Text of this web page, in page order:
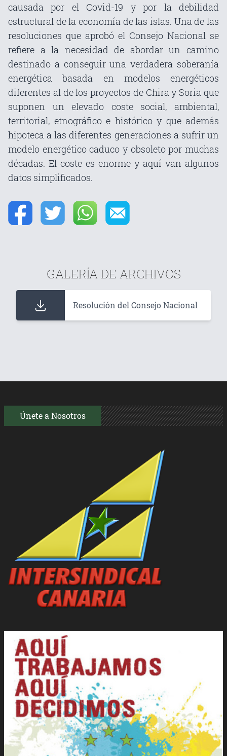
causada por el Covid-19 y por la debilidad
estructural de la economía de las islas. Una de las
resoluciones que aprobó el Consejo Nacional se
refiere a la necesidad de abordar un camino
destinado a conseguir una verdadera soberanía
energética basada en modelos energéticos
diferentes al de los proyectos de Chira y Soria que
suponen un elevado coste social, ambiental,
territorial, etnográfico e histórico y que además
hipoteca a las diferentes generaciones a sufrir un
modelo energético caduco y obsoleto por muchas
décadas. El coste es enorme y aquí van algunos
datos simplificados.
GALERÍA DE ARCHIVOS
Resolución del Consejo Nacional
Únete a Nosotros